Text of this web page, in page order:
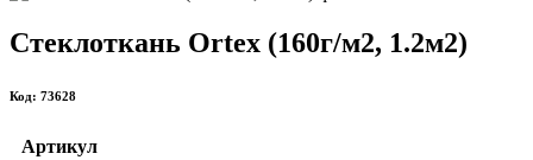
Стеклоткань Ortex (160г/м2, 1.2м2)
Код: 73628
Артикул